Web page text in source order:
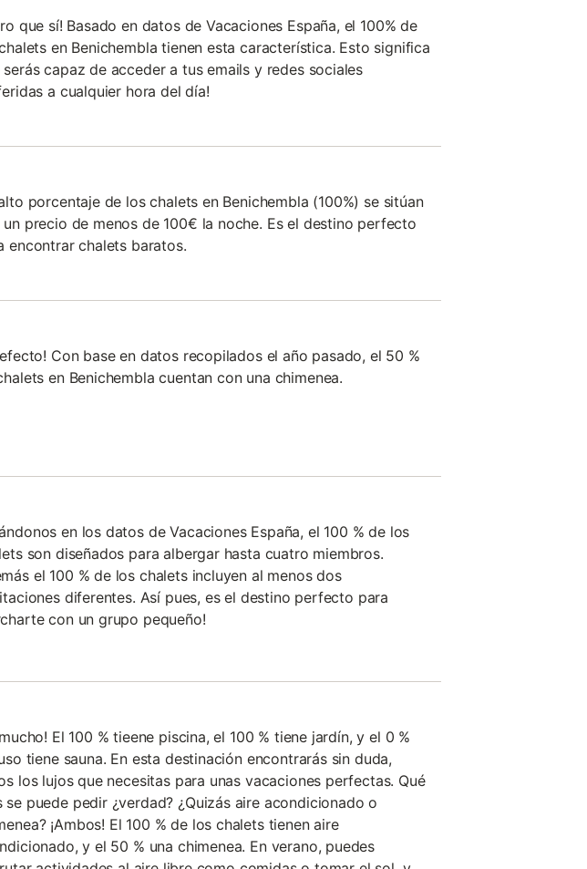
que sí! Basado en datos de Vacaciones España, el 100% de
en Benichembla tienen esta característica. Esto significa
serás capaz de acceder a tus emails y redes sociales
a cualquier hora del día!
porcentaje de los chalets en Benichembla (100%) se sitúan
precio de menos de 100€ la noche. Es el destino perfecto
encontrar chalets baratos.
efecto! Con base en datos recopilados el año pasado, el 50 %
en Benichembla cuentan con una chimenea.
en los datos de Vacaciones España, el 100 % de los
son diseñados para albergar hasta cuatro miembros.
el 100 % de los chalets incluyen al menos dos
diferentes. Así pues, es el destino perfecto para
con un grupo pequeño!
mucho! El 100 % tieene piscina, el 100 % tiene jardín, y el 0 %
tiene sauna. En esta destinación encontrarás sin duda,
los lujos que necesitas para unas vacaciones perfectas. Qué
se puede pedir ¿verdad? ¿Quizás aire acondicionado o
¡Ambos! El 100 % de los chalets tienen aire
y el 50 % una chimenea. En verano, puedes